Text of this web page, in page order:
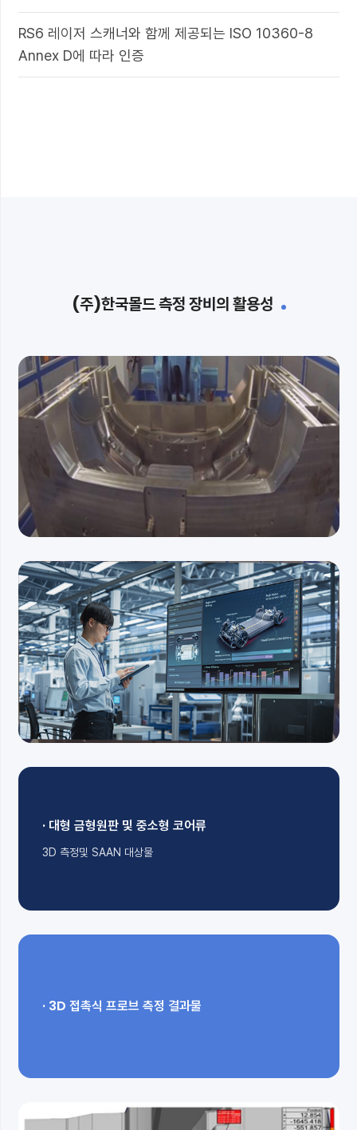
RS6 레이저 스캐너와 함께 제공되는 ISO 10360-8
Annex D에 따라 인증
(주)한국몰드 측정 장비의 활용성
· 대형 금형원판 및 중소형 코어류
3D 측정및 SAAN 대상물
· 3D 접촉식 프로브 측정 결과물